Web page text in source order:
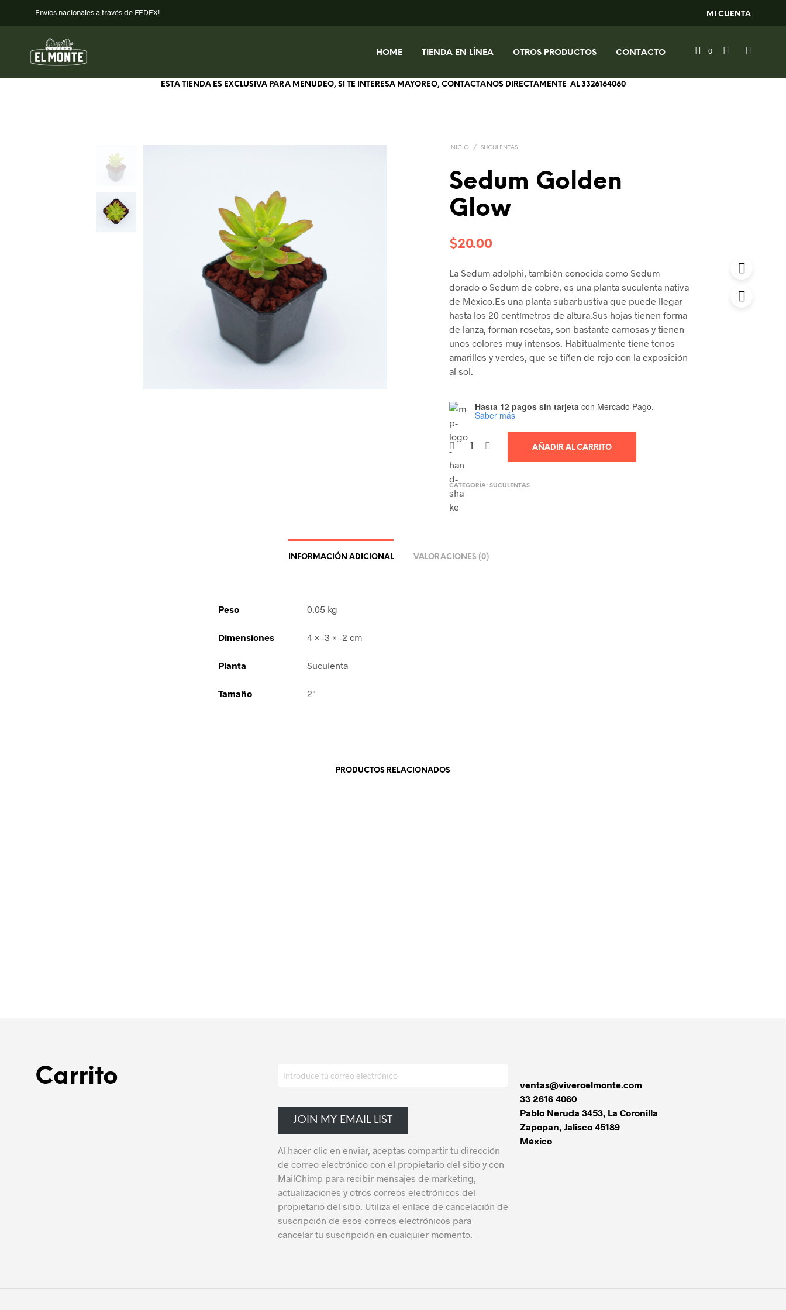
Envíos nacionales a través de FEDEX! MI CUENTA
HOME TIENDA EN LÍNEA OTROS PRODUCTOS CONTACTO 0
ESTA TIENDA ES EXCLUSIVA PARA MENUDEO, SI TE INTERESA MAYOREO, CONTACTANOS DIRECTAMENTE AL3326164060
INICIO / SUCULENTAS
Sedum Golden
Glow
$20.00
La Sedum adolphi, también conocida como Sedum
dorado o Sedum de cobre, es una planta suculenta nativa
de México.Es una planta subarbustiva que puede llegar
hasta los 20 centímetros de altura.Sus hojas tienen forma
de lanza, forman rosetas, son bastante carnosas y tienen
unos colores muy intensos. Habitualmente tiene tonos
amarillos y verdes, que se tiñen de rojo con la exposición
al sol.
Hasta 12 pagos sin tarjeta con Mercado Pago.
Saber más
AÑADIR AL CARRITO
CATEGORÍA:SUCULENTAS
INFORMACIÓN ADICIONAL VALORACIONES (0)
Peso 0.05 kg
Dimensiones 4 × -3 × -2 cm
Planta Suculenta
Tamaño 2"
PRODUCTOS RELACIONADOS
Carrito
JOIN MY EMAIL LIST
Al hacer clic en enviar, aceptas compartir tu dirección
de correo electrónico con el propietario del sitio y con
MailChimp para recibir mensajes de marketing,
actualizaciones y otros correos electrónicos del
propietario del sitio. Utiliza el enlace de cancelación de
suscripción de esos correos electrónicos para
cancelar tu suscripción en cualquier momento.
ventas@viveroelmonte.com
33 2616 4060
Pablo Neruda 3453, La Coronilla
Zapopan,Jalisco 45189
México